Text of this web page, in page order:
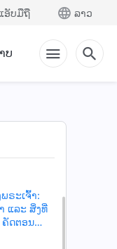
ອັບມືຖື ລາວ
ບຣະເຈົ້າ:
ແລະ ສິ່ງທີ່
ຣະເຈົ້າ:
ແລະ ສິ່ງທີ່
ຣະເຈົ້າ:
ແລະ ສິ່ງທີ່
ຄັດຕອນ